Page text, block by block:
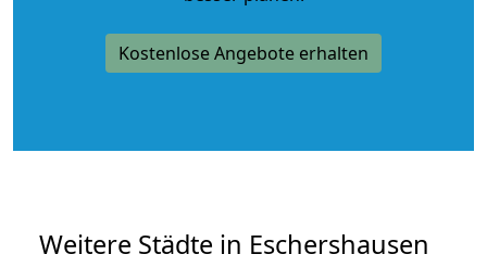
Kostenlose Angebote erhalten
Weitere Städte in Eschershausen